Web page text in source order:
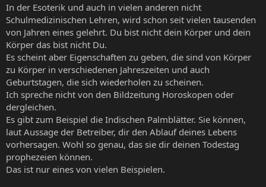
In der Esoterik und auch in vielen anderen nicht
Schulmedizinischen Lehren, wird schon seit vielen tausenden
von Jahren eines gelehrt. Du bist nicht dein Körper und dein
Körper das bist nicht Du.
Es scheint aber Eigenschaften zu geben, die sind von Körper
zu Körper in verschiedenen Jahreszeiten und auch
Geburtstagen, die sich wiederholen zu scheinen.
Ich spreche nicht von den Bildzeitung Horoskopen oder
dergleichen.
Es gibt zum Beispiel die Indischen Palmblätter. Sie können,
laut Aussage der Betreiber, dir den Ablauf deines Lebens
vorhersagen. Wohl so genau, das sie dir deinen Todestag
prophezeien können.
Das ist nur eines von vielen Beispielen.